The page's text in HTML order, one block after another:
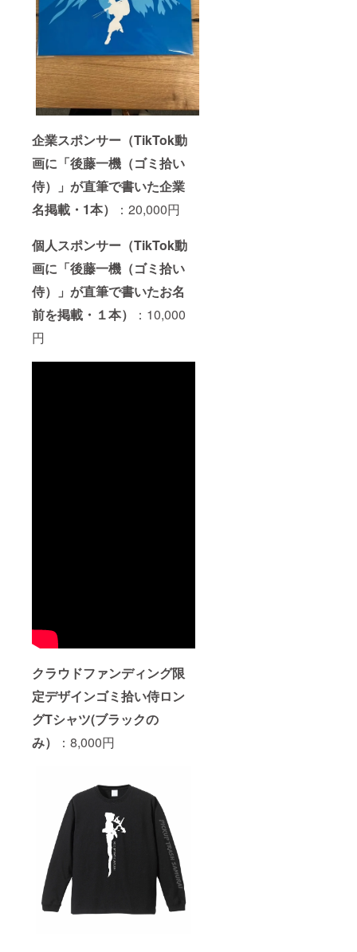
企業スポンサー（TikTok動
画に「後藤一機（ゴミ拾い
侍）」が直筆で書いた企業
名掲載・1本）
：20,000円
個人スポンサー（TikTok動
画に「後藤一機（ゴミ拾い
侍）」が直筆で書いたお名
前を掲載・１本）
：10,000
円
クラウドファンディング限
定デザインゴミ拾い侍ロン
グTシャツ(ブラックの
み）
：8,000円